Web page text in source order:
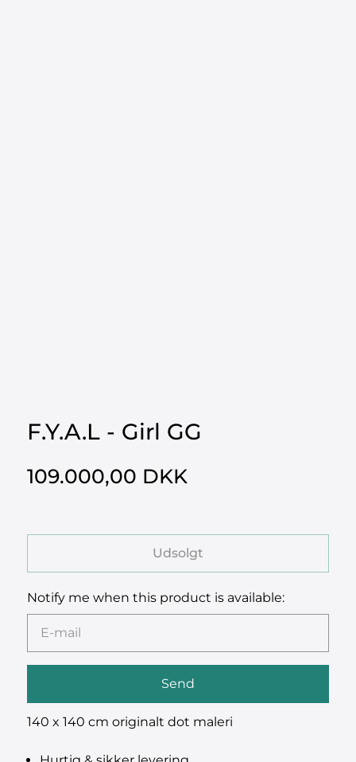
F.Y.A.L - Girl GG
109.000,00 DKK
Udsolgt
Notify me when this product is available:
140 x 140 cm originalt dot maleri